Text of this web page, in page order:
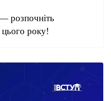
розпочніть
цього року!